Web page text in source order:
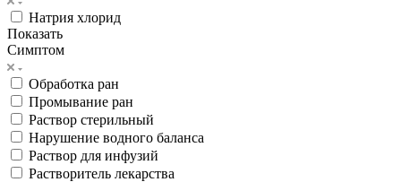
Натрия хлорид
Показать
Симптом
Обработка ран
Промывание ран
Раствор стерильный
Нарушение водного баланса
Раствор для инфузий
Растворитель лекарства